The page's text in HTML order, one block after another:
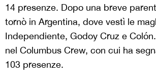
14 presenze. Dopo una breve
tornò in Argentina, dove vestì le
Independiente, Godoy Cruz e
nel Columbus Crew, con cui ha
103 presenze.